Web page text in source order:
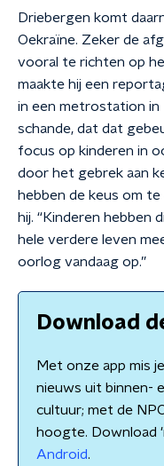
Driebergen komt
Oekraïne. Zeker de
vooral te richten op
maakte hij een
in een metrostation in
schande, dat dat
focus op kinderen in
door het gebrek aan
hebben de keus om
hij. “Kinderen hebben
hele verdere leven
oorlog vandaag op.”
Download
Met onze app mis
nieuws uit binnen-
cultuur; met de
hoogte. Download
Android.